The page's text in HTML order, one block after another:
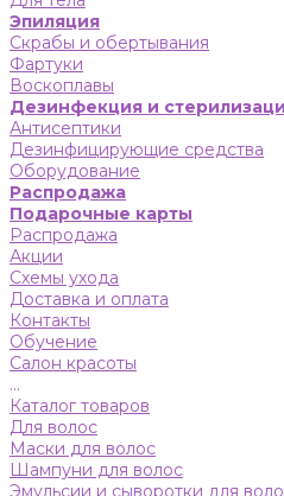
Эпиляция
Скрабы и обертывания
Фартуки
Воскоплавы
Дезинфекция и
Антисептики
Дезинфицирующие средства
Оборудование
Распродажа
Подарочные карты
Распродажа
Акции
Схемы ухода
Доставка и оплата
Контакты
Обучение
Салон красоты
...
Каталог товаров
Для волос
Маски для волос
Шампуни для волос
Эмульсии и сыворотки для